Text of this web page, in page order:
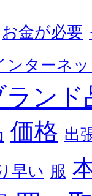
お金が必要
ンターネ
ランド
価格 出
早い 服